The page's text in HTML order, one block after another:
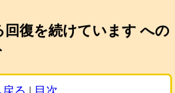
回復を続けています への